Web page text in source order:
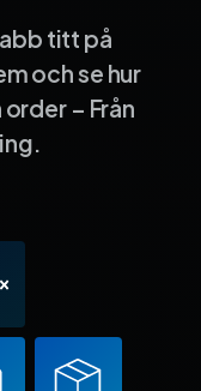
titt på
och se hur
– Från